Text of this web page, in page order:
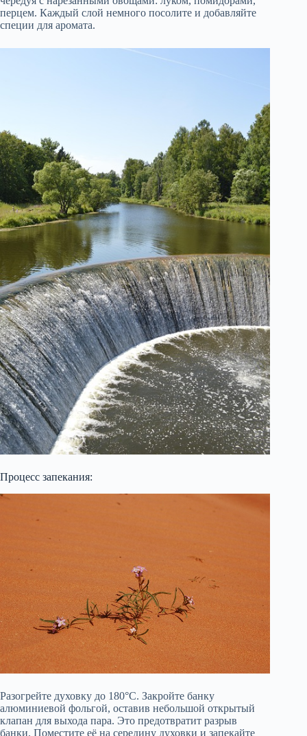
перцем. Каждый слой немного посолите и добавляйте
специи для аромата.
Процесс запекания:
Разогрейте духовку до 180°C. Закройте банку
алюминиевой фольгой, оставив небольшой открытый
клапан для выхода пара. Это предотвратит разрыв
банки. Поместите её на середину духовки и запекайте